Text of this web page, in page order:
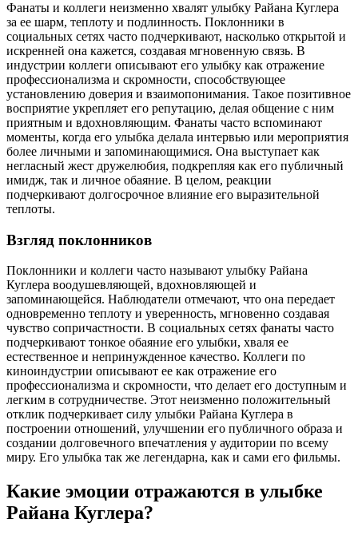
Фанаты и коллеги неизменно хвалят улыбку Райана Куглера
за ее шарм, теплоту и подлинность. Поклонники в
социальных сетях часто подчеркивают, насколько открытой и
искренней она кажется, создавая мгновенную связь. В
индустрии коллеги описывают его улыбку как отражение
профессионализма и скромности, способствующее
установлению доверия и взаимопонимания. Такое позитивное
восприятие укрепляет его репутацию, делая общение с ним
приятным и вдохновляющим. Фанаты часто вспоминают
моменты, когда его улыбка делала интервью или мероприятия
более личными и запоминающимися. Она выступает как
негласный жест дружелюбия, подкрепляя как его публичный
имидж, так и личное обаяние. В целом, реакции
подчеркивают долгосрочное влияние его выразительной
теплоты.
Взгляд поклонников
Поклонники и коллеги часто называют улыбку Райана
Куглера воодушевляющей, вдохновляющей и
запоминающейся. Наблюдатели отмечают, что она передает
одновременно теплоту и уверенность, мгновенно создавая
чувство сопричастности. В социальных сетях фанаты часто
подчеркивают тонкое обаяние его улыбки, хваля ее
естественное и непринужденное качество. Коллеги по
киноиндустрии описывают ее как отражение его
профессионализма и скромности, что делает его доступным и
легким в сотрудничестве. Этот неизменно положительный
отклик подчеркивает силу улыбки Райана Куглера в
построении отношений, улучшении его публичного образа и
создании долговечного впечатления у аудитории по всему
миру. Его улыбка так же легендарна, как и сами его фильмы.
Какие эмоции отражаются в улыбке
Райана Куглера?